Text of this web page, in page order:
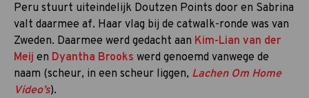
Peru stuurt uiteindelijk Doutzen Points door en Sabrina
valt daarmee af. Haar vlag bij de catwalk-ronde was van
Zweden. Daarmee werd gedacht aan Kim-Lian van der
Meij en Dyantha Brooks werd genoemd vanwege de
naam (scheur, in een scheur liggen, Lachen Om Home
Video’s).